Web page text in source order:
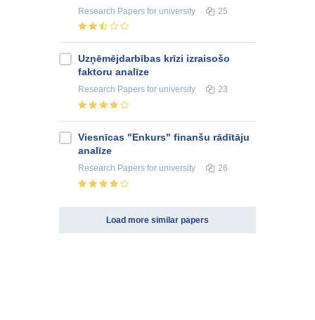
Research Papers for university 25
Uzņēmējdarbības krīzi izraisošo
faktoru analīze
Research Papers for university 23
Viesnīcas "Enkurs" finanšu rādītāju
analīze
Research Papers for university 26
Load more similar papers